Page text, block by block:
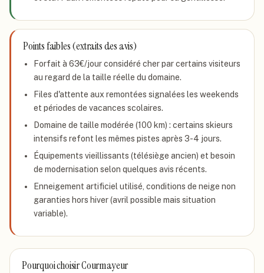
Points faibles (extraits des avis)
Forfait à 63€/jour considéré cher par certains visiteurs
au regard de la taille réelle du domaine.
Files d'attente aux remontées signalées les weekends
et périodes de vacances scolaires.
Domaine de taille modérée (100 km) : certains skieurs
intensifs refont les mêmes pistes après 3-4 jours.
Équipements vieillissants (télésiège ancien) et besoin
de modernisation selon quelques avis récents.
Enneigement artificiel utilisé, conditions de neige non
garanties hors hiver (avril possible mais situation
variable).
Pourquoi choisirCourmayeur